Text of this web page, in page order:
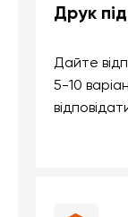
Друк
Дайте
5-10